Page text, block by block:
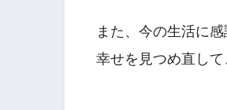
また、今の生活に
幸せを見つめ直し